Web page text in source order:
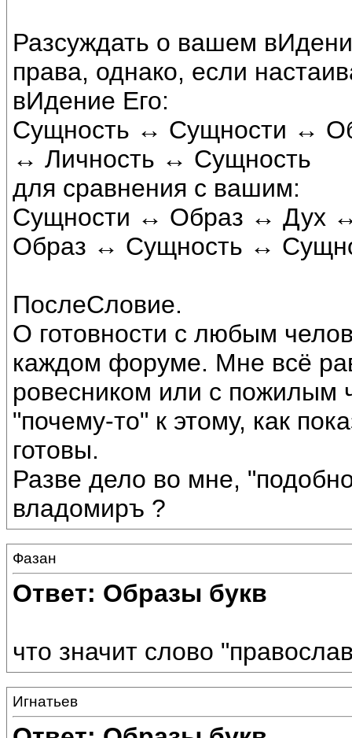
Разсуждать о вашем
права, однако, если
вИдение Его:
Сущность ↔ Сущности ↔
↔ Личность ↔ Сущность
для сравнения с вашим:
Сущности ↔ Образ ↔ Дух
Образ ↔ Сущность ↔
ПослеСловие.
О готовности с любым
каждом форуме. Мне всё
ровесником или с пожилым
"почему-то" к этому, как
готовы.
Разве дело во мне,
владомиръ ?
Фазан
Ответ: Образы букв
что значит слово
Игнатьев